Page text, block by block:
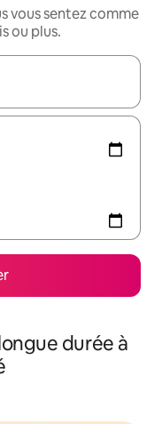
vous sentez comme
ou plus.
les flèches vers le
durée à